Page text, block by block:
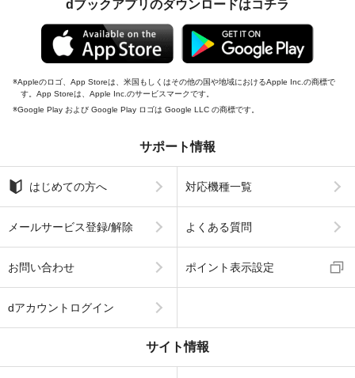
dブックアプリのダウンロードはコチラ
Appleのロゴ、App Storeは、米国もしくはその他の国や地域におけるApple Inc.の商標で
す。App Storeは、Apple Inc.のサービスマークです。
Google Play および Google Play ロゴは Google LLC の商標です。
サポート情報
はじめての方へ 対応機種一覧
メールサービス登録/解除 よくある質問
お問い合わせ ポイント表示設定
dアカウントログイン
サイト情報